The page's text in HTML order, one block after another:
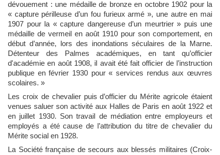
dévouement : une médaille de bronze en octobre 1902 pour la
« capture périlleuse d’un fou furieux armé », une autre en mai
1907 pour la « capture dangereuse d’un meurtrier » puis une
médaille de vermeil en août 1910 pour son comportement, en
début d’année, lors des inondations séculaires de la Marne.
Détenteur des Palmes académiques, en tant qu’officier
d'académie en août 1908, il avait été fait officier de l’instruction
publique en février 1930 pour « services rendus aux œuvres
scolaires. »
Les croix de chevalier puis d’officier du Mérite agricole étaient
venues saluer son activité aux Halles de Paris en août 1922 et
en juillet 1930. Son travail de médiation entre employeurs et
employés a été cause de l’attribution du titre de chevalier du
Mérite social en 1928.
La Société française de secours aux blessés militaires (Croix-